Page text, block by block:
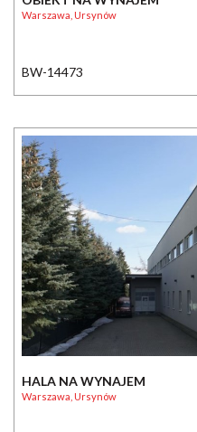
Warszawa, Ursynów
BW-14473
HALA NA WYNAJEM
Warszawa, Ursynów